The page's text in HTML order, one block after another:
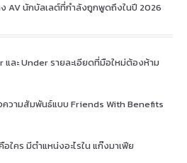
ง AV นักบัลเลต์ที่กำลังถูกพูดถึงในปี 2026
ละ Under รายละเอียดที่มือใหม่ต้องห้าม
ความสัมพันธ์แบบ Friends With Benefits
ใคร มีตำแหน่งอะไรใน แก๊งมาเฟีย